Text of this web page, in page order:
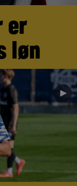
er
løn
►